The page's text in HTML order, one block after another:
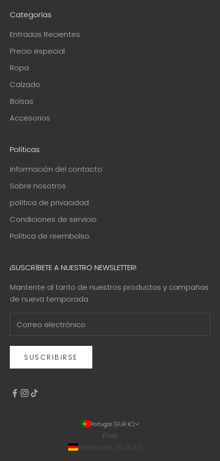
Categorías
Entradas Recientes
Precio especial
Ropa
Calzado
Bolsas
Accesorios
Políticas
Información del contacto
Sobre nosotros
política de privacidad
Condiciones de servicio
Política de reembolso
¡SUSCRÍBETE A NUESTRO NEWSLETTER!
Mantente al tanto de nuestros productos y campañas
de nueva temporada
SUSCRIBIRSE
Portugal (EUR €)
País
Alemania (EUR €)